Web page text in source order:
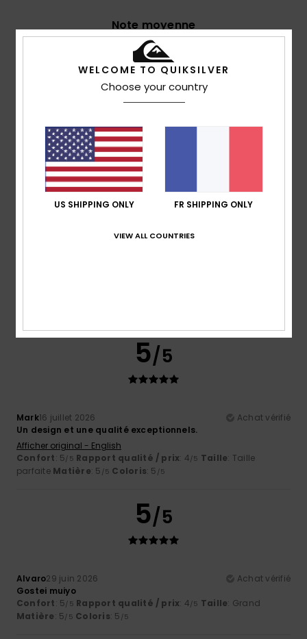
Note moyenne
5.0/5
3 avis vérifiésdepuis juin 2026
Confort
5.0
Taille
Matière
5/5
Mark16 juillet 2026
Achat vérifié
Un design et une qualité exceptionnels.
Afficher original - English
Confort: 5/5 Rapport qualité / prix: 4/5 Taille: Taille
parfaite Matière: 5 /5 Coloris: 5 /5
5/5
Alvaro29 juin 2026
Achat vérifié
Gostei muiyo
Confort: 5/5 Rapport qualité / prix: 4/5 Taille: Grand
Matière: 5/5 Coloris: 5 /5
WELCOME TO QUIKSILVER
Choose your country
US SHIPPING ONLY FR SHIPPING ONLY
VIEW ALL COUNTRIES